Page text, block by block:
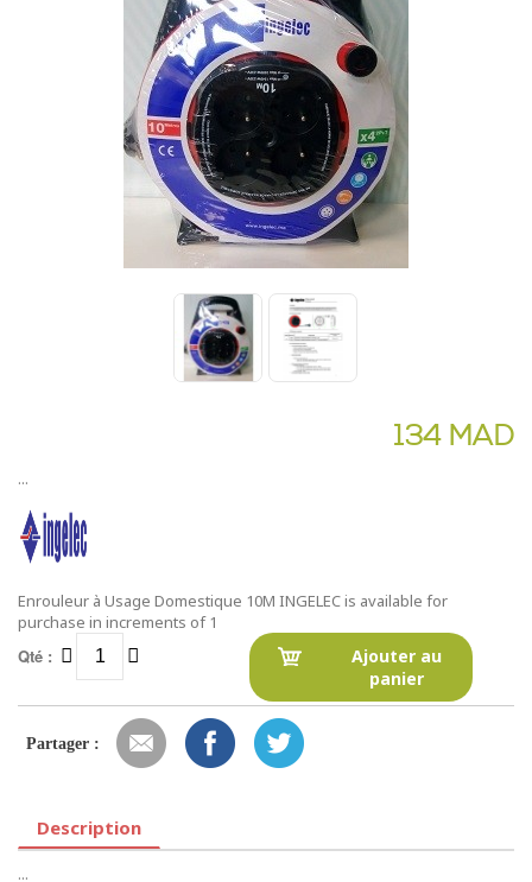
134 MAD
...
Enrouleur à Usage Domestique 10M INGELEC is available for
purchase in increments of 1
Qté :
Ajouter au
panier
Partager :
Description
...